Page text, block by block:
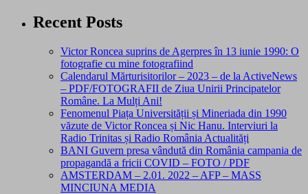
Recent Posts
Victor Roncea suprins de Agerpres în 13 iunie 1990: O
fotografie cu mine fotografiind
Calendarul Mărturisitorilor – 2023 – de la ActiveNews
– PDF/FOTOGRAFII de Ziua Unirii Principatelor
Române. La Mulți Ani!
Fenomenul Piața Universității și Mineriada din 1990
văzute de Victor Roncea și Nic Hanu. Interviuri la
Radio Trinitas și Radio România Actualități
BANI Guvern presa vândută din România campania de
propagandă a fricii COVID – FOTO / PDF
AMSTERDAM – 2.01. 2022 – AFP – MASS
MINCIUNA MEDIA